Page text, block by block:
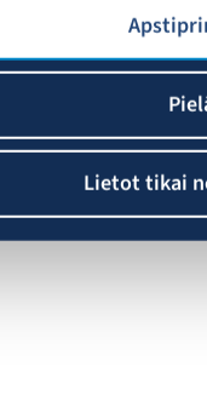
Lietot tikai